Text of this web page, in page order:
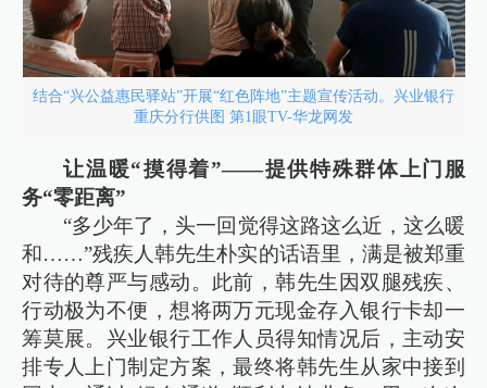
结合“兴公益惠民驿站”开展“红色阵地”主题宣传活动。兴业银行
重庆分行供图 第1眼TV-华龙网发
让温暖“摸得着”——提供特殊群体上门服
务“零距离”
“多少年了，头一回觉得这路这么近，这么暖
和……”残疾人韩先生朴实的话语里，满是被郑重
对待的尊严与感动。此前，韩先生因双腿残疾、
行动极为不便，想将两万元现金存入银行卡却一
筹莫展。兴业银行工作人员得知情况后，主动安
排专人上门制定方案，最终将韩先生从家中接到